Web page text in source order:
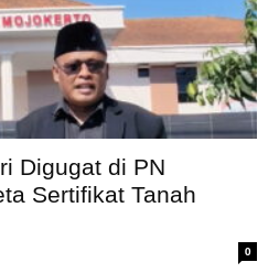
Digugat di PN
Sertifikat Tanah
0